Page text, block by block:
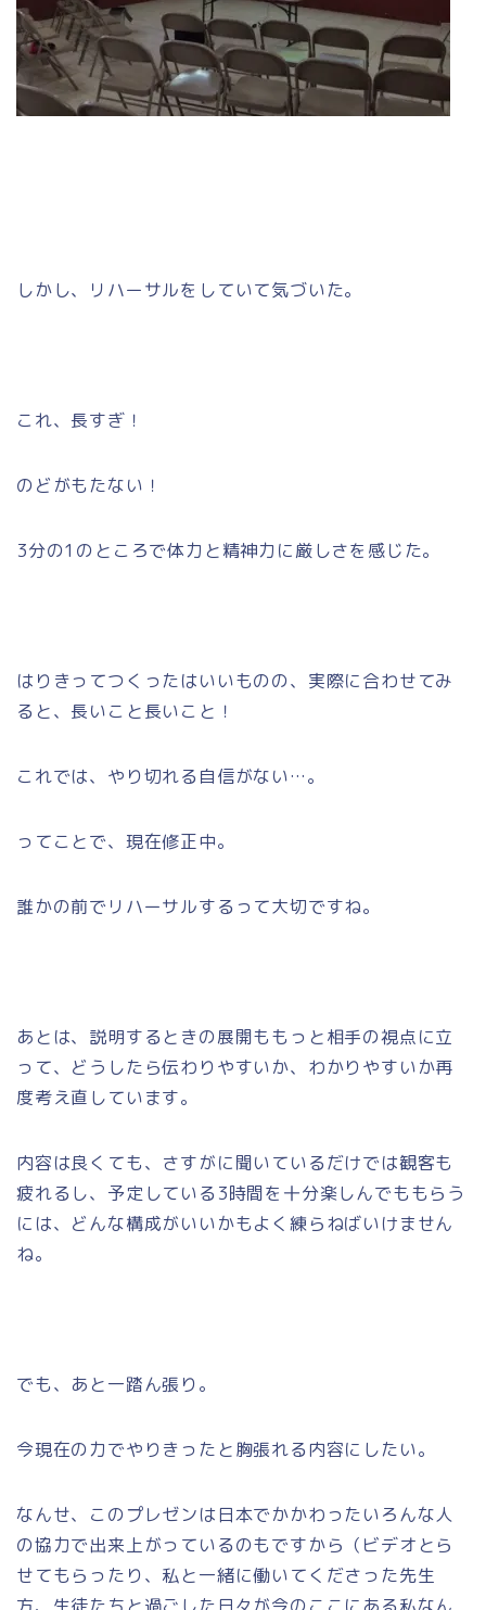
しかし、リハーサルをしていて気づいた。
これ、長すぎ！
のどがもたない！
3分の1のところで体力と精神力に厳しさを感じた。
はりきってつくったはいいものの、実際に合わせてみ
ると、長いこと長いこと！
これでは、やり切れる自信がない…。
ってことで、現在修正中。
誰かの前でリハーサルするって大切ですね。
あとは、説明するときの展開ももっと相手の視点に立
って、どうしたら伝わりやすいか、わかりやすいか再
度考え直しています。
内容は良くても、さすがに聞いているだけでは観客も
疲れるし、予定している3時間を十分楽しんでももらう
には、どんな構成がいいかもよく練らねばいけません
ね。
でも、あと一踏ん張り。
今現在の力でやりきったと胸張れる内容にしたい。
なんせ、このプレゼンは日本でかかわったいろんな人
の協力で出来上がっているのもですから（ビデオとら
せてもらったり、私と一緒に働いてくださった先生